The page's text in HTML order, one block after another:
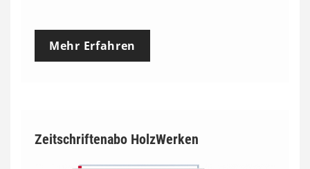
Mehr Erfahren
Zeitschriftenabo HolzWerken